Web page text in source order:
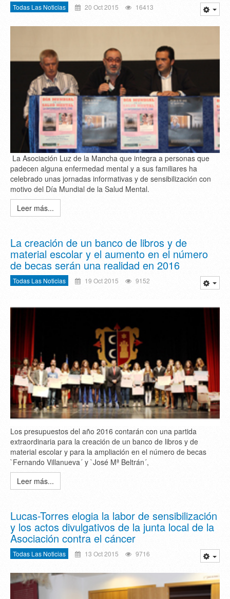
Todas Las Noticias 20 Oct 2015 16413
La Asociación Luz de la Mancha que integra a personas que
padecen alguna enfermedad mental y a sus familiares ha
celebrado unas jornadas informativas y de sensibilización con
motivo del Día Mundial de la Salud Mental.
Leer más...
La creación de un banco de libros y de
material escolar y el aumento en el número
de becas serán una realidad en 2016
Todas Las Noticias 19 Oct 2015 9152
Los presupuestos del año 2016 contarán con una partida
extraordinaria para la creación de un banco de libros y de
material escolar y para la ampliación en el número de becas
`Fernando Villanueva´ y `José Mª Beltrán´,
Leer más...
Lucas-Torres elogia la labor de sensibilización
y los actos divulgativos de la junta local de la
Asociación contra el cáncer
Todas Las Noticias 13 Oct 2015 9716